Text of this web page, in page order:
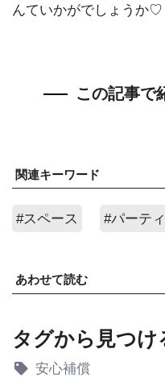
んていかがでしょうか♡
この記事で
関連キーワード
#スペース #パーテ
あわせて読む
タグから見つけ
安心補償